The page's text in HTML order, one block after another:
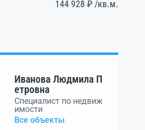
144 928 ₽ /кв.м.
Иванова Людмила П
етровна
Специалист по недвиж
имости
Все объекты